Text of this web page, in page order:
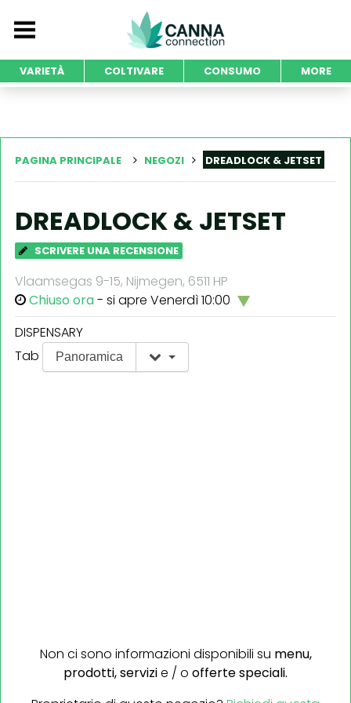
VARIETÀ COLTIVARE CONSUMO MORE
PAGINA PRINCIPALE NEGOZI DREADLOCK & JETSET
DREADLOCK & JETSET
SCRIVERE UNA RECENSIONE
Vlaamsegas 9-15, Nijmegen, 6511 HP
Chiuso ora- si apre Venerdì 10:00
DISPENSARY
Tab
Panoramica
Non ci sono informazioni disponibili su menu,
prodotti,servizie / o offerte speciali.